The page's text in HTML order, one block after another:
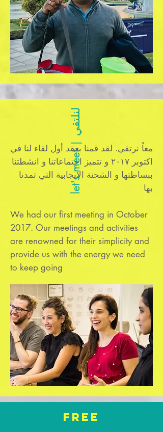
l
e
t
'
s
m
e
e
t
|
ل
ن
ل
ت
ق
ي
معاً نرتقي. لقد قمنا بعقد أول لقاء لنا في
اكتوبر ٢٠١٧ و تتميز اجتماعاتنا و انشطتنا
ببساطتها و الشحنة الايجابية التي تمدنا
بها
We had our first meeting in October
2017. Our meetings and activities
are renowned for their simplicity and
provide us with the energy we need
to keep going
Free